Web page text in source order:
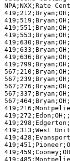
NPA;NXX;Rate
419;313;West